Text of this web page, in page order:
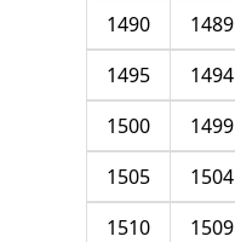
1489
1490
1494
1495
1499
1500
1504
1505
1509
1510